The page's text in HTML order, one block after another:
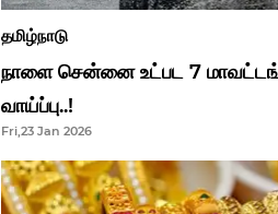
தமிழ்நாடு
நாளை சென்னை உட்பட 7
வாய்ப்பு..!
Fri,23 Jan 2026